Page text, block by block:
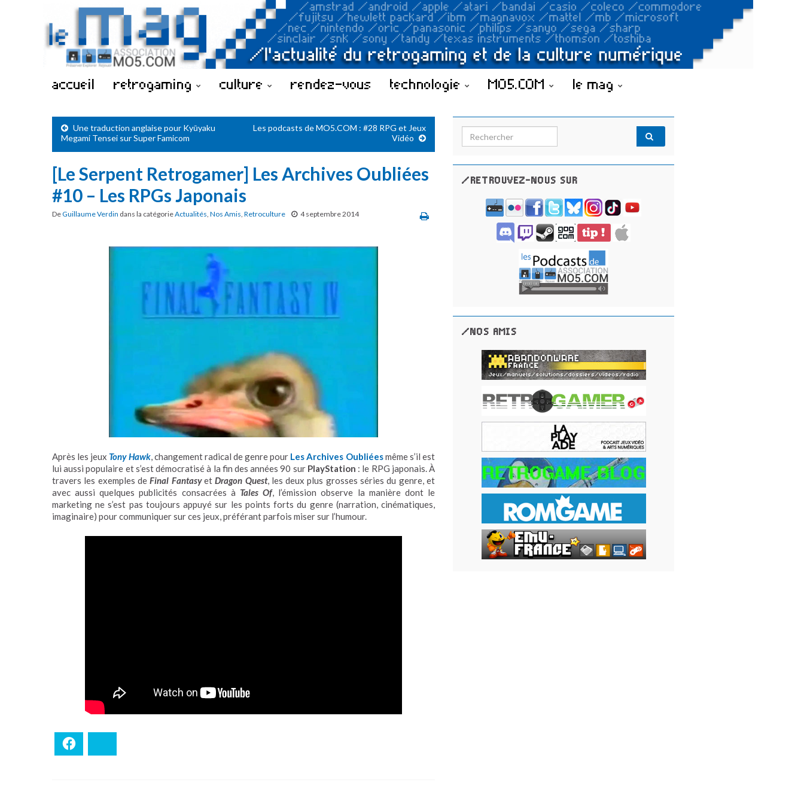
accueil retrogaming culture rendez-vous technologie MO5.COM le mag
Une traduction anglaise pour Kyūyaku
Megami Tensei sur Super Famicom
Les podcasts de MO5.COM : #28 RPG et Jeux
Vidéo
[Le Serpent Retrogamer] Les Archives Oubliées
#10 – Les RPGs Japonais
DeGuillaume Verdin dans la catégorieActualités, Nos Amis, Retroculture 4 septembre 2014
Après les jeux Tony Hawk, changement radical de genre pour Les Archives Oubliéesmême s’il est
lui aussi populaire et s’est démocratisé à la fin des années 90 sur PlayStation : le RPG japonais. À
travers les exemples deFinal FantasyetDragon Quest, les deux plus grosses séries du genre, et
avec aussi quelques publicités consacrées à Tales Of, l’émission observe la manière dont le
marketing ne s’est pas toujours appuyé sur les points forts du genre (narration, cinématiques,
imaginaire) pour communiquer sur ces jeux, préférant parfois miser sur l’humour.
Search for:
/RETROUVEZ-NOUS SUR
/NOS AMIS